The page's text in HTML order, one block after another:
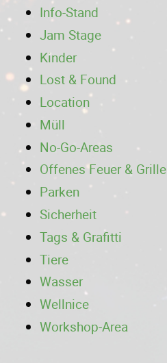
Info-Stand
Jam Stage
Kinder
Lost & Found
Location
Müll
No-Go-Areas
Offenes Feuer &
Parken
Sicherheit
Tags & Grafitti
Tiere
Wasser
Wellnice
Workshop-Area